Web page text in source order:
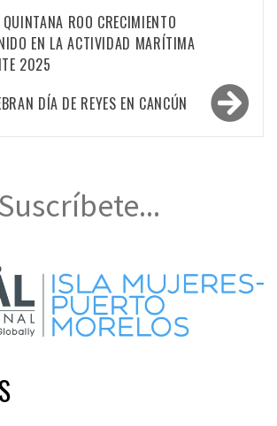
ROO CRECIMIENTO
EN LA ACTIVIDAD MARÍTIMA
2025
DÍA DE REYES EN CANCÚN
Suscríbete...